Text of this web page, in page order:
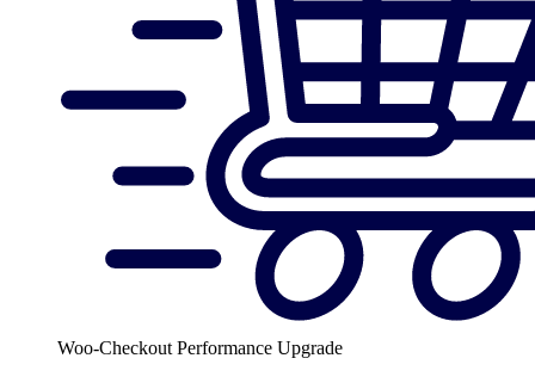
Woo-Checkout Performance Upgrade